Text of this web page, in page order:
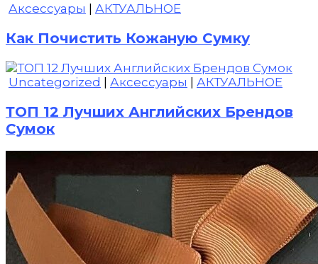
Аксессуары | АКТУАЛЬНОЕ
Как Почистить Кожаную Сумку
Uncategorized | Аксессуары | АКТУАЛЬНОЕ
ТОП 12 Лучших Английских Брендов
Сумок